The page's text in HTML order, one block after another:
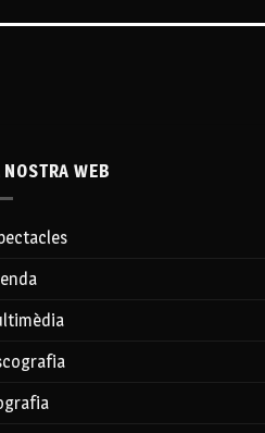
NOSTRA WEB